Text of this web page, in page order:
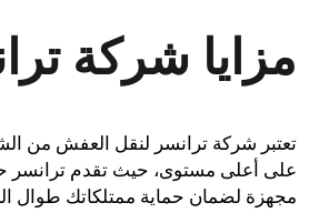
مزايا شركة
تعتبر شركة ترانسر لنقل العفش من
على أعلى مستوى، حيث تقدم ترانسر
مجهزة لضمان حماية ممتلكاتك طوال